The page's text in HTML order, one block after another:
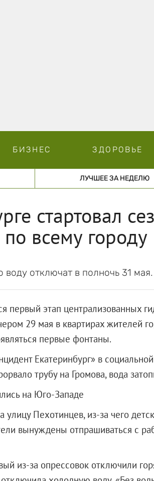
БИЗНЕС ЗДОРОВЬЕ
ЛУЧШЕЕ ЗА НЕДЕЛЮ
стартовал
всему городу
отключат в полночь 31 мая.
первый этап централизованных
29 мая в квартирах жителей
первые фонтаны.
Екатеринбург» в
трубу на Громова, вода
на Юго-Западе
улицу Пехотинцев, из-за чего
вынуждены отпрашиваться с
из-за опрессовок отключили